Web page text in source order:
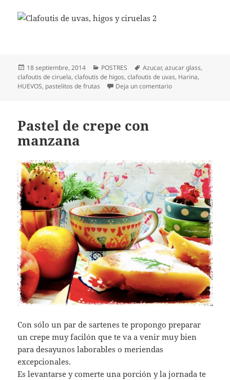
Publicado
el
18 septiembre, 2014 Categorías
POSTRES Etiquetas
Azucar,azucar glass,
clafoutis de ciruela,clafoutis de higos,clafoutis de uvas, Harina,
HUEVOS, pastelitos de frutas Deja un comentarioen Clafoutis de
Pastel de crepe con
manzana
Con sólo un par de sartenes te propongo preparar
un crepe muy facilón que te va a venir muy bien
para desayunos laborables o meriendas
excepcionales.
Es levantarse y comerte una porción y la jornada te